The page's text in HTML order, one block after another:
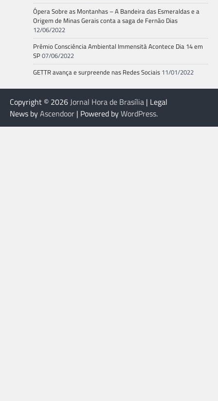
Ópera Sobre as Montanhas – A Bandeira das Esmeraldas e a
Origem de Minas Gerais conta a saga de Fernão Dias
12/06/2022
Prêmio Consciência Ambiental Immensità Acontece Dia 14 em
SP07/06/2022
GETTR avança e surpreende nas Redes Sociais 11/01/2022
Copyright © 2026 Jornal Hora de Brasília | Legal
News byAscendoor | Powered byWordPress.